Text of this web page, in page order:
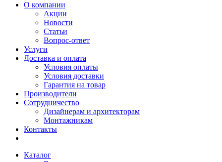
О компании
Акции
Новости
Статьи
Вопрос-ответ
Услуги
Доставка и оплата
Условия оплаты
Условия доставки
Гарантия на товар
Производители
Сотрудничество
Дизайнерам и архитекторам
Монтажникам
Контакты
Каталог